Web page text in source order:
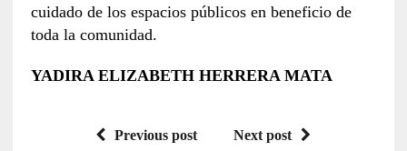
cuidado de los espacios públicos en beneficio de
toda la comunidad.
YADIRA ELIZABETH HERRERA MATA
Previous post Next post